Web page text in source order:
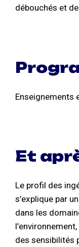
débouchés et
Enseignements
Et
Le profil des
s’explique par
dans les
des sensibilités